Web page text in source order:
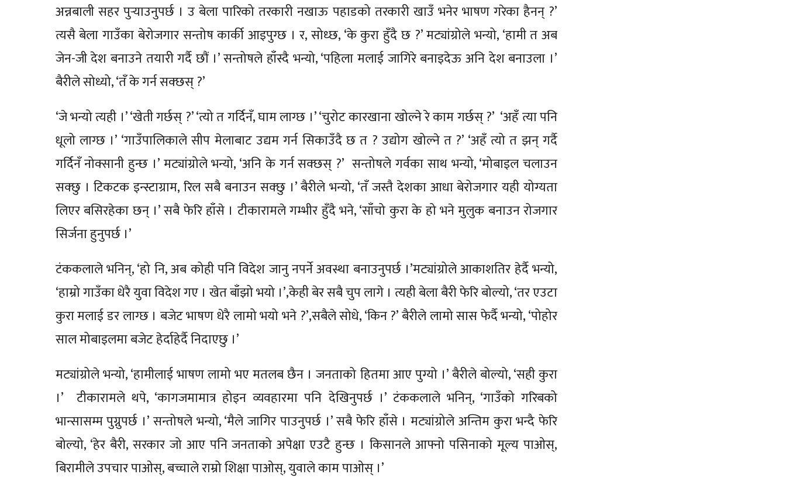
अन्नबाली सहर पुर्‍याउनुपर्छ । उ बेला पारिको तरकारी नखाऊ पहाडको तरकारी खाउँ भनेर भाषण गरेका हैनन् ?’
त्यसै बेला गाउँका बेरोजगार सन्तोष कार्की आइपुग्छ । र, सोध्छ, ‘के कुरा हुँदै छ ?’ मट्यांग्रोले भन्यो, ‘हामी त अब
जेन-जी देश बनाउने तयारी गर्दै छौं ।’ सन्तोषले हाँस्दै भन्यो, ‘पहिला मलाई जागिरे बनाइदेऊ अनि देश बनाउला ।’
बैरीले सोध्यो, ‘तँ के गर्न सक्छस् ?’
‘जे भन्यो त्यही ।’ ‘खेती गर्छस् ?’ ‘त्यो त गर्दिनँ, घाम लाग्छ ।’ ‘चुरोट कारखाना खोल्ने रे काम गर्छस् ?’ ‘अहँ त्या पनि
धूलो लाग्छ ।’ ‘गाउँपालिकाले सीप मेलाबाट उद्यम गर्न सिकाउँदै छ त ? उद्योग खोल्ने त ?’ ‘अहँ त्यो त झन् गर्दै
गर्दिनँ नोक्सानी हुन्छ ।’ मट्यांग्रोले भन्यो, ‘अनि के गर्न सक्छस् ?’ सन्तोषले गर्वका साथ भन्यो, ‘मोबाइल चलाउन
सक्छु । टिकटक इन्स्टाग्राम, रिल सबै बनाउन सक्छु ।’ बैरीले भन्यो, ‘तँ जस्तै देशका आधा बेरोजगार यही योग्यता
लिएर बसिरहेका छन् ।’ सबै फेरि हाँसे । टीकारामले गम्भीर हुँदै भने, ‘साँचो कुरा के हो भने मुलुक बनाउन रोजगार
सिर्जना हुनुपर्छ ।’
टंककलाले भनिन्, ‘हो नि, अब कोही पनि विदेश जानु नपर्ने अवस्था बनाउनुपर्छ ।’मट्यांग्रोले आकाशतिर हेर्दै भन्यो,
‘हाम्रो गाउँका धेरै युवा विदेश गए । खेत बाँझो भयो ।’,केही बेर सबै चुप लागे । त्यही बेला बैरी फेरि बोल्यो, ‘तर एउटा
कुरा मलाई डर लाग्छ । बजेट भाषण धेरै लामो भयो भने ?’,सबैले सोधे, ‘किन ?’ बैरीले लामो सास फेर्दै भन्यो, ‘पोहोर
साल मोबाइलमा बजेट हेर्दाहेर्दै निदाएछु ।’
मट्यांग्रोले भन्यो, ‘हामीलाई भाषण लामो भए मतलब छैन । जनताको हितमा आए पुग्यो ।’ बैरीले बोल्यो, ‘सही कुरा
।’ टीकारामले थपे, ‘कागजमामात्र होइन व्यवहारमा पनि देखिनुपर्छ ।’ टंककलाले भनिन्, ‘गाउँको गरिबको
भान्सासम्म पुग्नुपर्छ ।’ सन्तोषले भन्यो, ‘मैले जागिर पाउनुपर्छ ।’ सबै फेरि हाँसे । मट्यांग्रोले अन्तिम कुरा भन्दै फेरि
बोल्यो, ‘हेर बैरी, सरकार जो आए पनि जनताको अपेक्षा एउटै हुन्छ । किसानले आफ्नो पसिनाको मूल्य पाओस्,
बिरामीले उपचार पाओस्, बच्चाले राम्रो शिक्षा पाओस्, युवाले काम पाओस् ।’